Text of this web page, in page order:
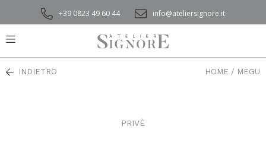
+39 0823 49 60 44 info@ateliersignore.it
INDIETRO HOME / MEGU
,
PRIVÈ